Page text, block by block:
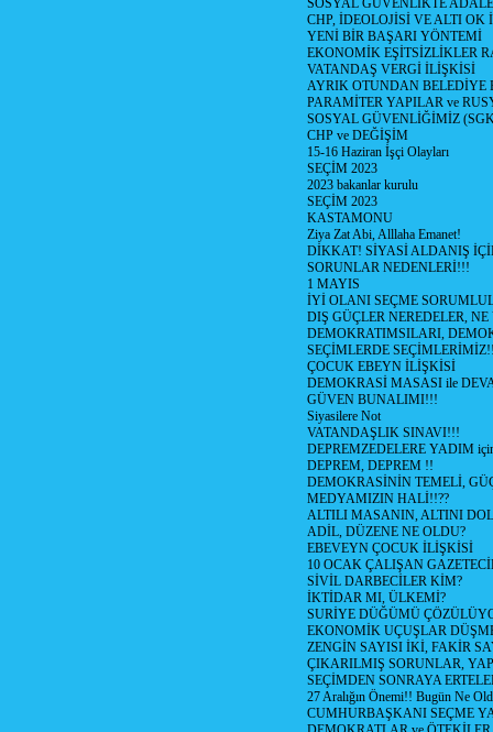
SOSYAL GÜVENLİKTE
CHP, İDEOLOJİSİ VE ALTI OK
YENİ BİR BAŞARI YÖNTEMİ
EKONOMİK EŞİTSİZLİKLER
VATANDAŞ VERGİ İLİŞKİSİ
AYRIK OTUNDAN
PARAMİTER YAPILAR ve
SOSYAL GÜVENLİĞİMİZ
CHP ve DEĞİŞİM
15-16 Haziran İşçi Olayları
SEÇİM 2023
2023 bakanlar kurulu
SEÇİM 2023
KASTAMONU
Ziya Zat Abi, Alllaha Emanet!
DİKKAT! SİYASİ ALDANIŞ
SORUNLAR NEDENLERİ!!!
1 MAYIS
İYİ OLANI SEÇME
DIŞ GÜÇLER NEREDELER,
DEMOKRATIMSILARI,
SEÇİMLERDE
ÇOCUK EBEYN İLİŞKİSİ
DEMOKRASİ MASASI ile
GÜVEN BUNALIMI!!!
Siyasilere Not
VATANDAŞLIK SINAVI!!!
DEPREMZEDELERE YADIM
DEPREM, DEPREM !!
DEMOKRASİNİN TEMELİ,
MEDYAMIZIN HALİ!!??
ALTILI MASANIN, ALTINI
ADİL, DÜZENE NE OLDU?
EBEVEYN ÇOCUK İLİŞKİSİ
10 OCAK ÇALIŞAN
SİVİL DARBECİLER KİM?
İKTİDAR MI, ÜLKEMİ?
SURİYE DÜĞÜMÜ
EKONOMİK UÇUŞLAR
ZENGİN SAYISI İKİ, FAKİR
ÇIKARILMIŞ SORUNLAR,
SEÇİMDEN SONRAYA
27 Aralığın Önemi!! Bugün Ne
CUMHURBAŞKANI SEÇME